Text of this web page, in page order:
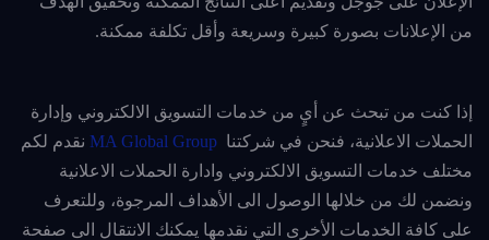
من الإعلانات بصورة كبيرة وسريعة وأقل تكلفة ممكنة.
إذا كنت من تبحث عن أيٍ من خدمات التسويق الالكتروني وإدارة
الحملات الاعلانية، فنحن في شركتنا MA Global Group نقدم لكم
مختلف خدمات التسويق الالكتروني وادارة الحملات الاعلانية
ونضمن لك من خلالها الوصول الى الأهداف المرجوة، وللتعرف
على كافة الخدمات الأخرى التي نقدمها يمكنك الانتقال الى صفحة